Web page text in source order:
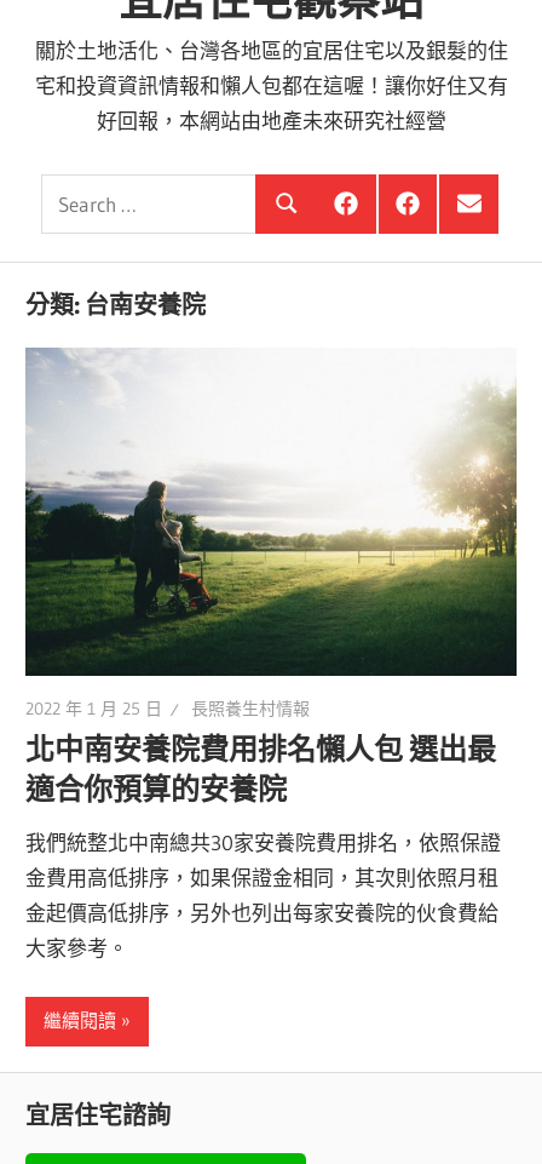
關於土地活化、台灣各地區的宜居住宅以及銀髮的住
宅和投資資訊情報和懶人包都在這喔！讓你好住又有
好回報，本網站由地產未來研究社經營
Search
銀
髮
住
宅
投
資
銀
髮,
選
單
項
目
分類: 台南安養院
2022 年 1 月 25 日 長照養生村情報
北中南安養院費用排名懶人包 選出最
適合你預算的安養院
我們統整北中南總共30家安養院費用排名，依照保證
金費用高低排序，如果保證金相同，其次則依照月租
金起價高低排序，另外也列出每家安養院的伙食費給
大家參考。
繼續閱讀
宜居住宅諮詢